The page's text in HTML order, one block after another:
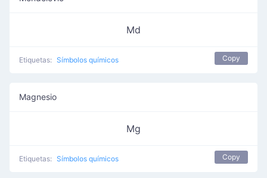
Md
Etiquetas: Símbolos químicos Copy
Magnesio
Mg
Etiquetas: Símbolos químicos Copy